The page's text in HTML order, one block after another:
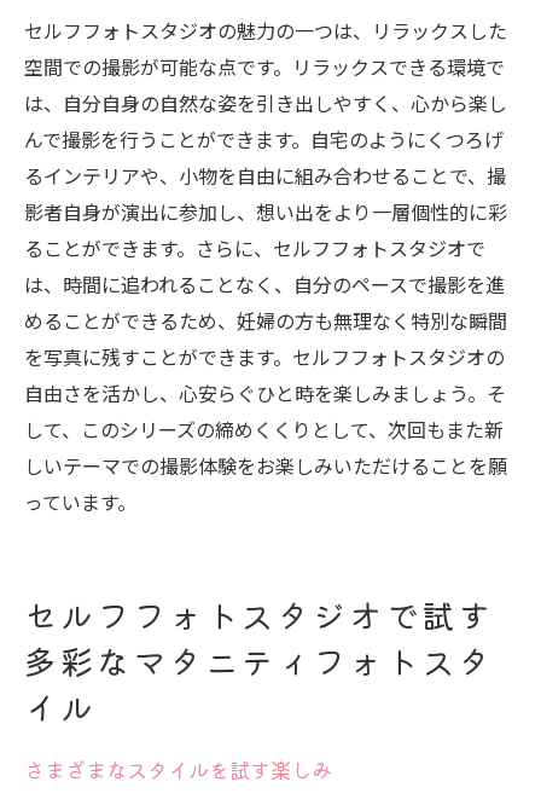
セルフフォトスタジオの魅力の一つは、リラックスした
空間での撮影が可能な点です。リラックスできる環境で
は、自分自身の自然な姿を引き出しやすく、心から楽し
んで撮影を行うことができます。自宅のようにくつろげ
るインテリアや、小物を自由に組み合わせることで、撮
影者自身が演出に参加し、想い出をより一層個性的に彩
ることができます。さらに、セルフフォトスタジオで
は、時間に追われることなく、自分のペースで撮影を進
めることができるため、妊婦の方も無理なく特別な瞬間
を写真に残すことができます。セルフフォトスタジオの
自由さを活かし、心安らぐひと時を楽しみましょう。そ
して、このシリーズの締めくくりとして、次回もまた新
しいテーマでの撮影体験をお楽しみいただけることを願
っています。
セルフフォトスタジオで試す
多彩なマタニティフォトスタ
イル
さまざまなスタイルを試す楽しみ